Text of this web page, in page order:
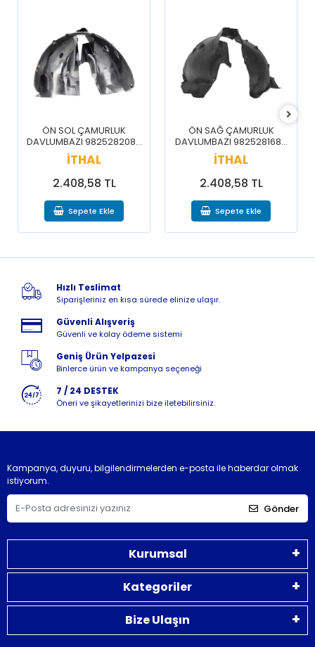
ÖN SOL ÇAMURLUK
DAVLUMBAZI 9825282080
/ 3008 5008 16-20
İTHAL
2.408,58 TL
Sepete Ekle
ÖN SAĞ ÇAMURLUK
DAVLUMBAZI 9825281680
/ 3008 5008 16-20
İTHAL
2.408,58 TL
Sepete Ekle
Hızlı Teslimat
Siparişleriniz en kısa sürede elinize ulaşır.
Güvenli Alışveriş
Güvenli ve kolay ödeme sistemi
Geniş Ürün Yelpazesi
Binlerce ürün ve kampanya seçeneği
7 / 24 DESTEK
Öneri ve şikayetlerinizi bize iletebilirsiniz.
Kampanya, duyuru, bilgilendirmelerden e-posta ile haberdar olmak
istiyorum.
Gönder
Kurumsal
Kategoriler
Bize Ulaşın